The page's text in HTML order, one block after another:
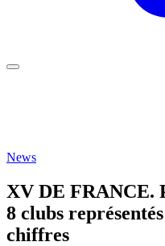
News
XV DE FRANCE.
8 clubs
chiffres